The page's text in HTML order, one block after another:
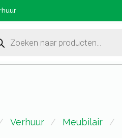
Verhuur Meubilair